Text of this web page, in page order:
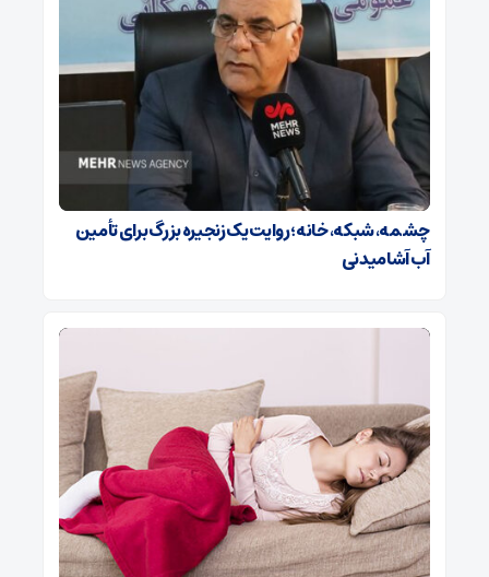
چشمه، شبکه، خانه؛ روایت یک زنجیره بزرگ برای تأمین
آب آشامیدنی